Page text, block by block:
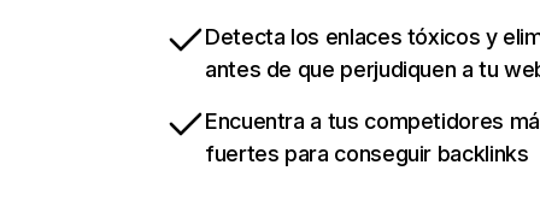
Detecta los enlaces tóxicos y
antes de que perjudiquen a tu
Encuentra a tus competidores
fuertes para conseguir backlinks